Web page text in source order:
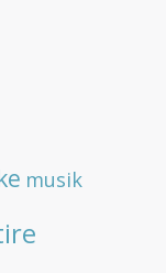
musik